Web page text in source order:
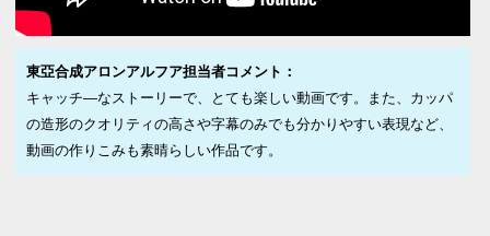
東亞合成アロンアルフア担当者コメント：
キャッチ―なストーリーで、とても楽しい動画です。また、カッパ
の造形のクオリティの高さや字幕のみでも分かりやすい表現など、
動画の作りこみも素晴らしい作品です。